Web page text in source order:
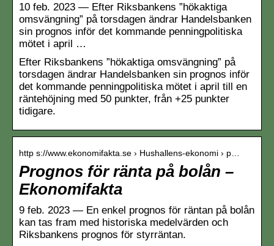
10 feb. 2023 — Efter Riksbankens ”hökaktiga
omsvängning” på torsdagen ändrar Handelsbanken
sin prognos inför det kommande penningpolitiska
mötet i april …
Efter Riksbankens ”hökaktiga omsvängning” på
torsdagen ändrar Handelsbanken sin prognos inför
det kommande penningpolitiska mötet i april till en
räntehöjning med 50 punkter, från +25 punkter
tidigare.
http s://www.ekonomifakta.se › Hushallens-ekonomi › p…
Prognos för ränta på bolån –
Ekonomifakta
9 feb. 2023 — En enkel prognos för räntan på bolån
kan tas fram med historiska medelvärden och
Riksbankens prognos för styrräntan.